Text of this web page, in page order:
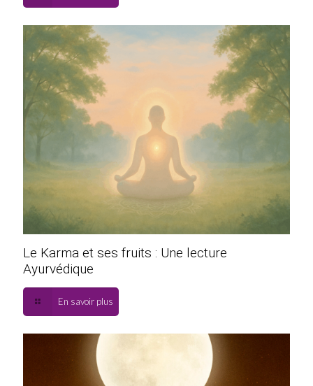
Le Karma et ses fruits : Une lecture
Ayurvédique
En savoir plus